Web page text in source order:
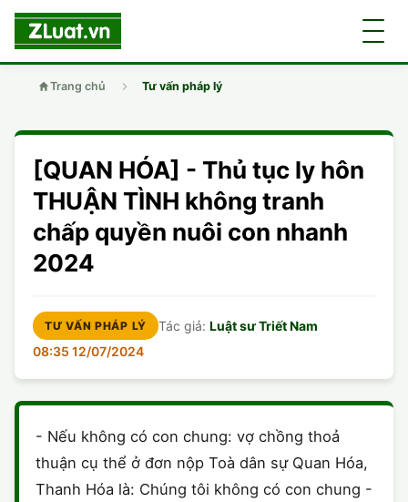
LUẬT SƯ
CHUYÊN VIÊN
TUYỂN DỤNG
DÂN SỰ
DOANH NGHIỆP
GIẤY PHÉP CON
LAO ĐỘNG
DÂN SỰ
DOANH NGHIỆP
ĐẤT ĐAI
GIẤY PHÉP CON
HÀNH CHÍNH
DI CHÚC
ĐĂNG KÝ XE
HÀNH CHÍNH
LY HÔN
ĐẤT ĐAI
HÌNH SỰ
Trang chủ Tư vấn pháp lý
[QUAN HÓA] - Thủ tục ly hôn
THUẬN TÌNH không tranh
chấp quyền nuôi con nhanh
2024
TƯ VẤN PHÁP LÝ Tác giả:Luật sư Triết Nam
08:35 12/07/2024
- Nếu không có con chung: vợ chồng thoả
thuận cụ thể ở đơn nộp Toà dân sự Quan Hóa,
Thanh Hóa là: Chúng tôi không có con chung -